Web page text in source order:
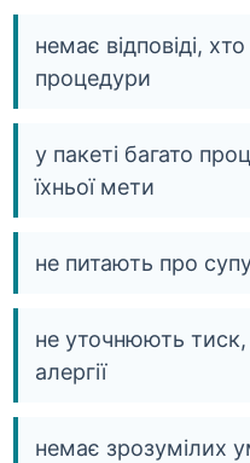
немає відповіді,
процедури
у пакеті багато
їхньої мети
не питають про
не уточнюють тиск,
алергії
немає зрозумілих